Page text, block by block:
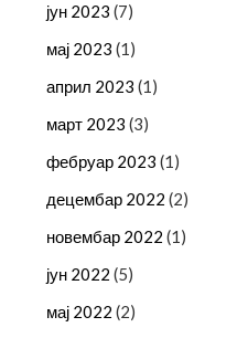
јун 2023 (7)
мај 2023 (1)
април 2023 (1)
март 2023 (3)
фебруар 2023 (1)
децембар 2022 (2)
новембар 2022 (1)
јун 2022 (5)
мај 2022 (2)